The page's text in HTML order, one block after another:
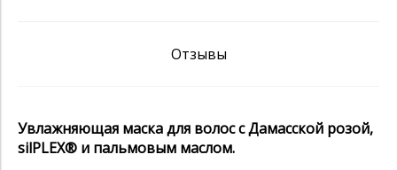
Отзывы
Увлажняющая маска для волос с Дамасской розой,
silPLEX® и пальмовым маслом.